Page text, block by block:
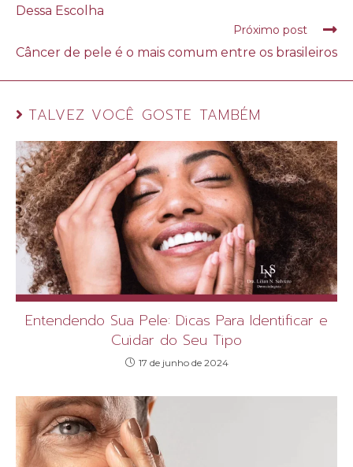
Dessa Escolha
Próximo post
Câncer de pele é o mais comum entre os brasileiros
TALVEZ VOCÊ GOSTE TAMBÉM
Entendendo Sua Pele: Dicas Para Identificar e
Cuidar do Seu Tipo
17 de junho de 2024